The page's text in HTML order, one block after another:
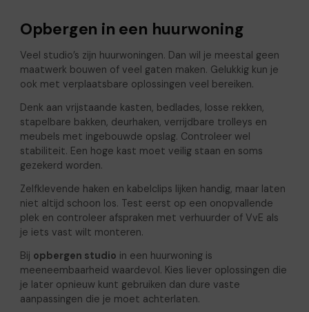
Opbergen in een huurwoning
Veel studio’s zijn huurwoningen. Dan wil je meestal geen
maatwerk bouwen of veel gaten maken. Gelukkig kun je
ook met verplaatsbare oplossingen veel bereiken.
Denk aan vrijstaande kasten, bedlades, losse rekken,
stapelbare bakken, deurhaken, verrijdbare trolleys en
meubels met ingebouwde opslag. Controleer wel
stabiliteit. Een hoge kast moet veilig staan en soms
gezekerd worden.
Zelfklevende haken en kabelclips lijken handig, maar laten
niet altijd schoon los. Test eerst op een onopvallende
plek en controleer afspraken met verhuurder of VvE als
je iets vast wilt monteren.
Bij opbergen studio in een huurwoning is
meeneembaarheid waardevol. Kies liever oplossingen die
je later opnieuw kunt gebruiken dan dure vaste
aanpassingen die je moet achterlaten.